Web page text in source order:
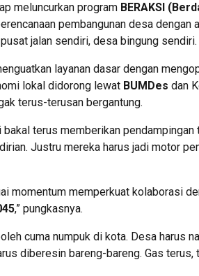
meluncurkan program BERAKSI
pembangunan desa dengan
jalan sendiri, desa bingung sendiri.
layanan dasar dengan
lokal didorong lewat BUMDes dan
terus-terusan bergantung.
terus memberikan
Justru mereka harus jadi motor
momentum memperkuat kolaborasi
,” pungkasnya.
cuma numpuk di kota. Desa harus
diberesin bareng-bareng. Gas terus,